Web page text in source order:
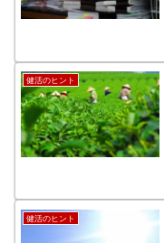
健活のヒント
健活のヒント